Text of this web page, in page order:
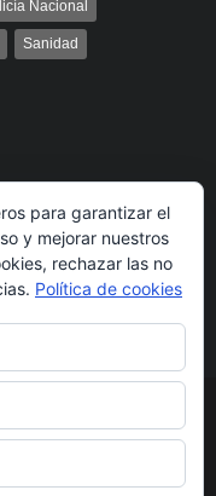
Nacional
Sanidad
por
para garantizar el
y mejorar nuestros
rechazar las no
Política de cookies